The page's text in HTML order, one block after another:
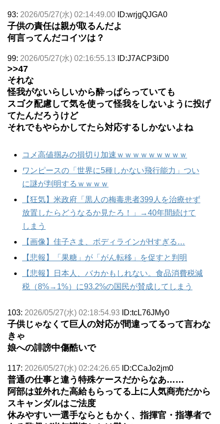
93: 2026/05/27(水) 02:14:49.00 ID:wrjgQJGA0
子供の責任は親が取るんだよ
何言ってんだコイツは？
99: 2026/05/27(水) 02:16:55.13 ID:J7ACP3iD0
>>47
それな
怪我がないらしいから酔っぱらっていても
スゴク配慮して気を使って怪我をしないように投げ
てたんだろうけど
それでもやらかしてたら対応するしかないよね
コメ高値掴みの損切り加速ｗｗｗｗｗｗｗｗｗ
ワンピースの「世界に5種しかない飛行能力」つい
に謎が判明するｗｗｗｗ
【狂気】米政府「黒人の梅毒患者399人を治療せず
放置したらどうなるか見たろ！」→40年間続けて
しまう
【画像】佳子さま、ボディラインがHすぎる…
【悲報】「果糖」が「がん転移」を促すと判明
【悲報】日本人、バカかもしれない。食品消費税減
税（8%→1%）に93.2%の国民が賛成してしまう
103: 2026/05/27(水) 02:18:54.93 ID:tcL76JMy0
子供じゃなくて巨人の対応が間違ってるって言わな
きゃ
娘への誹謗中傷酷いで
117: 2026/05/27(水) 02:24:26.65 ID:CCaJo2jm0
普通の仕事と違う特殊ケースだからなあ……
阿部は並外れた高給もらってる上に人気商売だから
スキャンダルはご法度
休みやすい一選手ならともかく、指揮官・指導者で